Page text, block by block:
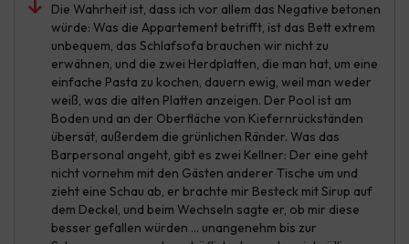
Die Wahrheit ist, dass ich vor allem das Negative betonen
würde: Was die Appartement betrifft, ist das Bett extrem
unbequem, das Schlafsofa brauchen wir nicht zu
erwähnen, und die zwei Herdplatten, die man hat, um eine
einfache Pasta zu kochen, dauern ewig, weil man weder
weiß, was die alten Platten anzeigen. Der Pool ist am
Boden und an der Oberfläche von Kiefernrückständen
übersät, außerdem die grünlichen Ränder. Was das
Barpersonal angeht, gibt es zwei Kellner: Der eine geht
nicht vornehm mit den Gästen anderer Tische um und
zieht eine Schau ab, er brachte mir Besteck mit Sirup auf
dem Deckel, und beim Wechseln sagte er, ob mir diese
besser gefallen würden … unangenehm bis zur